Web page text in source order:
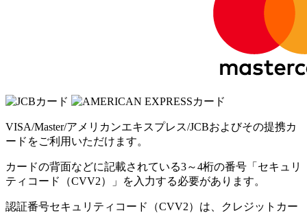
VISA/Master/アメリカンエキスプレス/JCBおよびその提携カ
ードをご利用いただけます。
カードの背面などに記載されている3～4桁の番号「セキュリ
ティコード（CVV2）」を入力する必要があります。
認証番号セキュリティコード（CVV2）は、クレジットカー